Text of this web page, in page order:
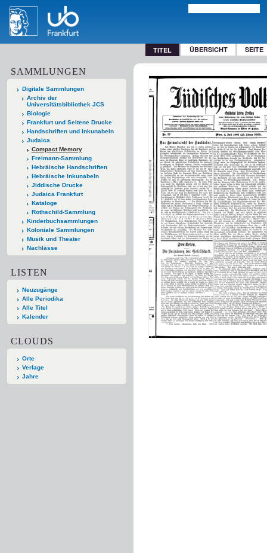
TITEL ÜBERSICHT SEITE
SAMMLUNGEN
Digitale Sammlungen
Archiv der
Universitätsbibliothek JCS
Biologie
Frankfurt und Seltene Drucke
Handschriften und Inkunabeln
Judaica
Compact Memory
Freimann-Sammlung
Hebräische Handschriften
Hebräische Inkunabeln
Jiddische Drucke
Judaica Frankfurt
Kataloge
Rothschild-Sammlung
Kinderbuchsammlungen
Koloniale Sammlungen
Musik und Theater
Nachlässe
LISTEN
Neuzugänge
Alle Periodika
Alle Titel
Kalender
CLOUDS
Orte
Verlage
Jahre